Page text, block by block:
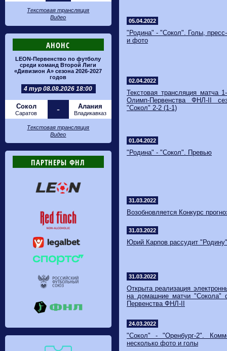
Текстовая трансляция
Видео
АНОНС
LEON-Первенство по футболу
среди команд Второй Лиги
«Дивизион А» сезона 2026-2027
годов
4 тур 08.08.2026 18:00
Сокол
Саратов - Алания
Владикавказ
Текстовая трансляция
Видео
ПАРТНЕРЫ ФНЛ
05.04.2022
"Родина" - "Сокол". Голы,
и фото
02.04.2022
Текстовая трансляция матча
Олимп-Первенства ФНЛ-II
"Сокол" 2-2 (1-1)
01.04.2022
"Родина" - "Сокол". Превью
31.03.2022
Возобновляется Конкурс
31.03.2022
Юрий Карпов рассудит
31.03.2022
Открыта реализация
на домашние матчи "Сокола"
Первенства ФНЛ-II
24.03.2022
"Сокол" - "Оренбург-2".
несколько фото и голы